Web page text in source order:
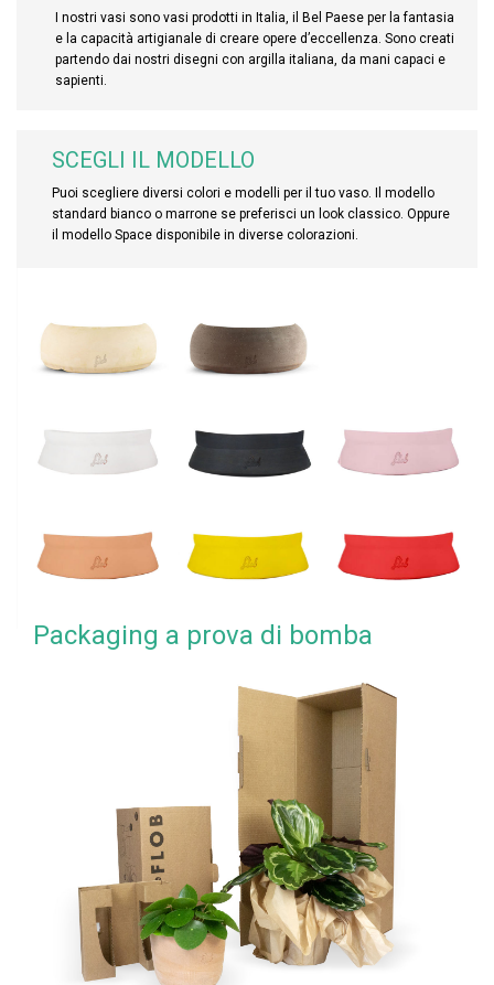
I nostri vasi sono vasi prodotti in Italia, il Bel Paese per la fantasia
e la capacità artigianale di creare opere d’eccellenza. Sono creati
partendo dai nostri disegni con argilla italiana, da mani capaci e
sapienti.
SCEGLI IL MODELLO
Puoi scegliere diversi colori e modelli per il tuo vaso. Il modello
standard bianco o marrone se preferisci un look classico. Oppure
il modello Space disponibile in diverse colorazioni.
Packaging a prova di bomba